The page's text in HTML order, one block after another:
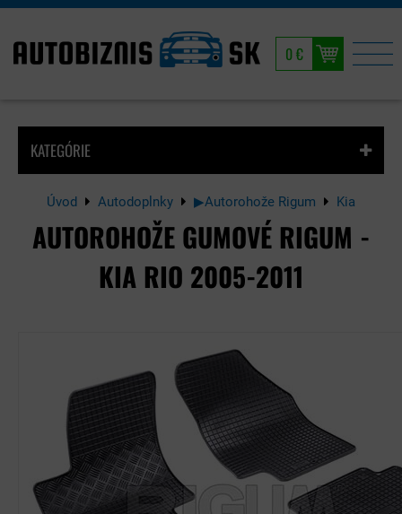
0 €
KATEGÓRIE
Úvod Autodoplnky ▶Autorohože Rigum Kia
AUTOROHOŽE GUMOVÉ RIGUM -
KIA RIO 2005-2011